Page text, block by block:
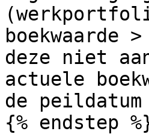
boekwaarde
deze niet
actuele
de
{% endstep